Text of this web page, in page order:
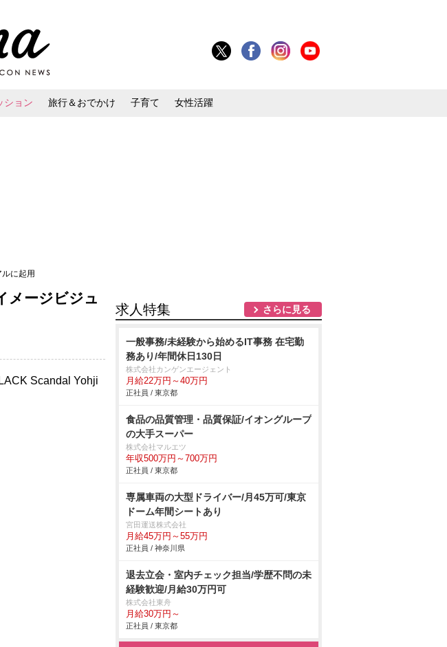
ション 旅行＆おでかけ 子育て 女性活躍
に起用
メージビジュ
Scandal Yohji
求人特集 さらに見る
一般事務/未経験から始めるIT事務 在宅勤
務あり/年間休日130日
株式会社カンゲンエージェント
月給22万円～40万円
正社員 / 東京都
食品の品質管理・品質保証/イオングループ
の大手スーパー
株式会社マルエツ
年収500万円～700万円
正社員 / 東京都
専属車両の大型ドライバー/月45万可/東京
ドーム年間シートあり
宮田運送株式会社
月給45万円～55万円
正社員 / 神奈川県
退去立会・室内チェック担当/学歴不問の未
経験歓迎/月給30万円可
株式会社東舟
月給30万円～
正社員 / 東京都